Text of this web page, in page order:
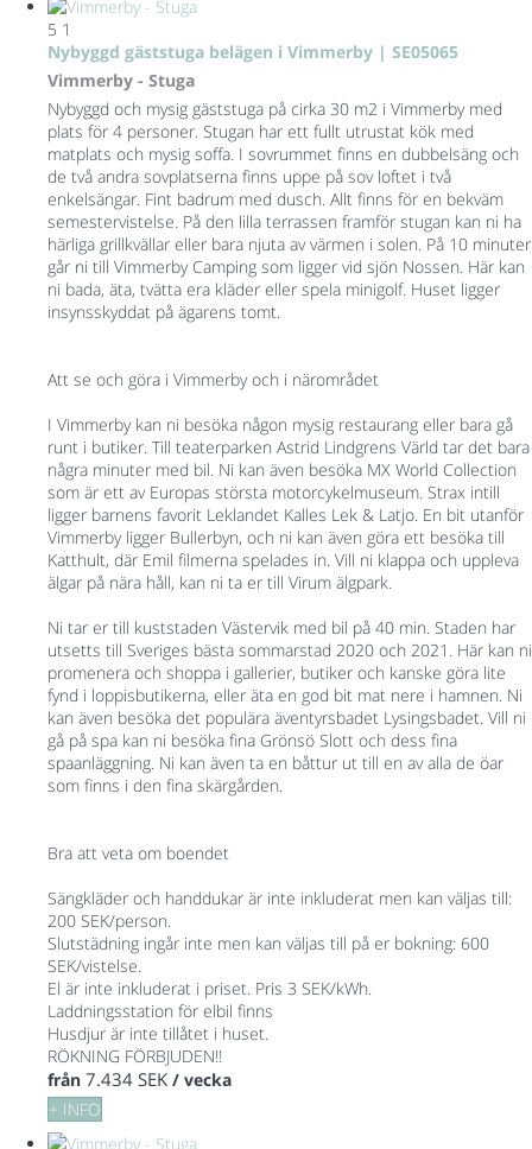
5 1
Nybyggd gäststuga belägen i Vimmerby | SE05065
Vimmerby - Stuga
Nybyggd och mysig gäststuga på cirka 30 m2 i Vimmerby med
plats för 4 personer. Stugan har ett fullt utrustat kök med
matplats och mysig soffa. I sovrummet finns en dubbelsäng och
de två andra sovplatserna finns uppe på sov loftet i två
enkelsängar. Fint badrum med dusch. Allt finns för en bekväm
semestervistelse. På den lilla terrassen framför stugan kan ni ha
härliga grillkvällar eller bara njuta av värmen i solen. På 10 minuter
går ni till Vimmerby Camping som ligger vid sjön Nossen. Här kan
ni bada, äta, tvätta era kläder eller spela minigolf. Huset ligger
insynsskyddat på ägarens tomt.
Att se och göra i Vimmerby och i närområdet
I Vimmerby kan ni besöka någon mysig restaurang eller bara gå
runt i butiker. Till teaterparken Astrid Lindgrens Värld tar det bara
några minuter med bil. Ni kan även besöka MX World Collection
som är ett av Europas största motorcykelmuseum. Strax intill
ligger barnens favorit Leklandet Kalles Lek & Latjo. En bit utanför
Vimmerby ligger Bullerbyn, och ni kan även göra ett besöka till
Katthult, där Emil filmerna spelades in. Vill ni klappa och uppleva
älgar på nära håll, kan ni ta er till Virum älgpark.
Ni tar er till kuststaden Västervik med bil på 40 min. Staden har
utsetts till Sveriges bästa sommarstad 2020 och 2021. Här kan ni
promenera och shoppa i gallerier, butiker och kanske göra lite
fynd i loppisbutikerna, eller äta en god bit mat nere i hamnen. Ni
kan även besöka det populära äventyrsbadet Lysingsbadet. Vill ni
gå på spa kan ni besöka fina Grönsö Slott och dess fina
spaanläggning. Ni kan även ta en båttur ut till en av alla de öar
som finns i den fina skärgården.
Bra att veta om boendet
Sängkläder och handdukar är inte inkluderat men kan väljas till:
200 SEK/person.
Slutstädning ingår inte men kan väljas till på er bokning: 600
SEK/vistelse.
El är inte inkluderat i priset. Pris 3 SEK/kWh.
Laddningsstation för elbil finns
Husdjur är inte tillåtet i huset.
RÖKNING FÖRBJUDEN!!
från 7.434 SEK / vecka
+ INFO